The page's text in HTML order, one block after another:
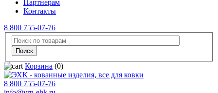
Партнерам
Контакты
8 800 755-07-76
Корзина (0)
8 800 755-07-76